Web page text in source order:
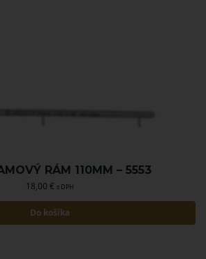
RÁM 110MM – 5553
18,00 € s DPH
Do košíka